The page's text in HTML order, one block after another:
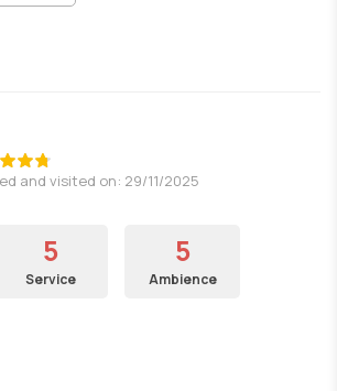
and visited on: 29/11/2025
5
Service
5
Ambience